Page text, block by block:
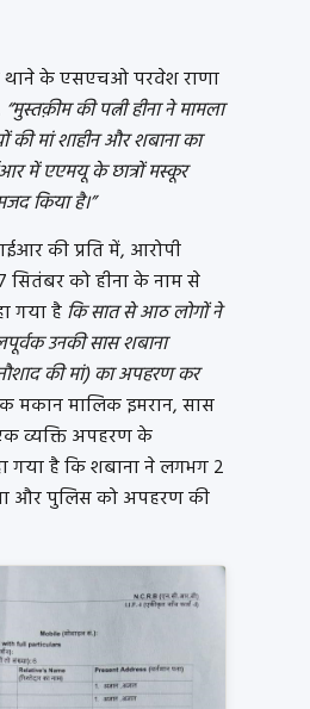
थाने के एसएचओ परवेश राणा
“मुस्तक़ीम की पत्नी हीना ने मामला
की मां शाहीन और शबाना का
में एएमयू के छात्रों मस्कूर
किया है।”
की प्रति में, आरोपी
सितंबर को हीना के नाम से
गया हैकि सात से आठ लोगों ने
उनकी सास शबाना
की मां) का अपहरण कर
मालिक इमरान, सास
व्यक्ति अपहरण के
गया है कि शबाना ने लगभग 2
और पुलिस को अपहरण की